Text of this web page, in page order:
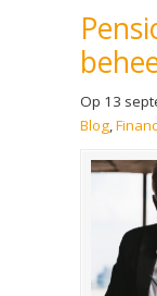
Op 13
Blog,